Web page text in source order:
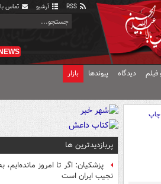
آرشیو تماس
NEWS
دیدگاه پیوندها بازار
چاپ
پربازدیدترین ها
پزشکیان: اگر تا امروز مانده‌ایم،
نجیب ایران است